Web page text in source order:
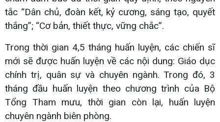
tắc “Dân chủ, đoàn kết, kỷ cương, sáng tạo, quyết
thắng”; “Cơ bản, thiết thực, vững chắc”.
Trong thời gian 4,5 tháng huấn luyện, các chiến sĩ
mới sẽ được huấn luyện về các nội dung: Giáo dục
chính trị, quân sự và chuyên ngành. Trong đó, 3
tháng đầu huấn luyện theo chương trình của Bộ
Tổng Tham mưu, thời gian còn lại, huấn luyện
chuyên ngành biên phòng.